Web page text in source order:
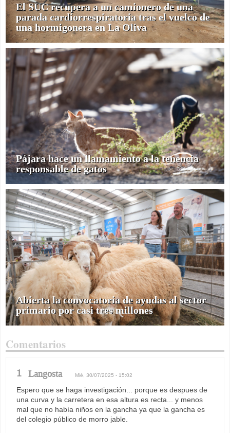
El SUC recupera a un camionero de una
parada cardiorrespiratoria tras el vuelco de
una hormigonera en La Oliva
Pájara hace un llamamiento a la tenencia
responsable de gatos
Abierta la convocatoria de ayudas al sector
primario por casi tres millones
Comentarios
1 Langosta Mié, 30/07/2025 - 15:02
Espero que se haga investigación... porque es despues de
una curva y la carretera en esa altura es recta... y menos
mal que no había niños en la gancha ya que la gancha es
del colegio público de morro jable.